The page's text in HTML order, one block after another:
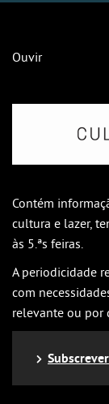
Ouvir
Contém
cultura e lazer,
às 5.ªs feiras.
A periodicidade
com
relevante ou por